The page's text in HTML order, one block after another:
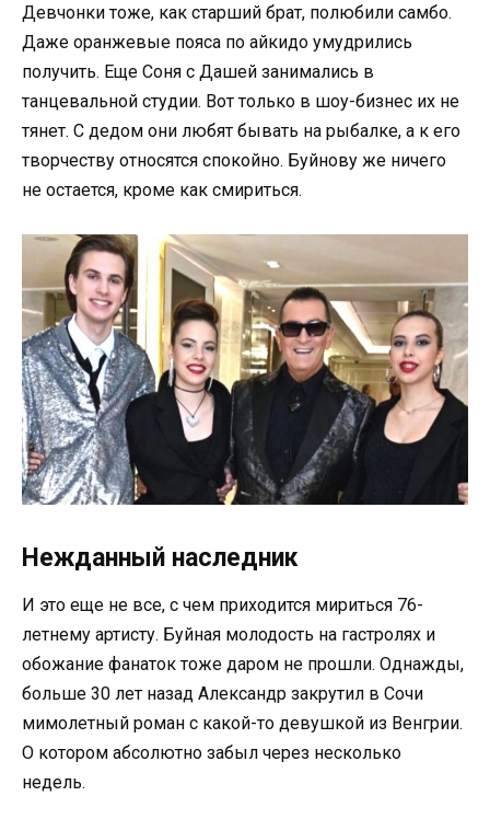
Девчонки тоже, как старший брат, полюбили самбо.
Даже оранжевые пояса по айкидо умудрились
получить. Еще Соня с Дашей занимались в
танцевальной студии. Вот только в шоу-бизнес их не
тянет. С дедом они любят бывать на рыбалке, а к его
творчеству относятся спокойно. Буйнову же ничего
не остается, кроме как смириться.
Нежданный наследник
И это еще не все, с чем приходится мириться 76-
летнему артисту. Буйная молодость на гастролях и
обожание фанаток тоже даром не прошли. Однажды,
больше 30 лет назад Александр закрутил в Сочи
мимолетный роман с какой-то девушкой из Венгрии.
О котором абсолютно забыл через несколько
недель.